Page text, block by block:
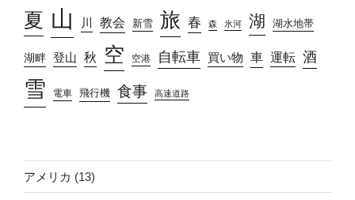
夏 山 川 教会 新雪 旅 春 森 氷河 湖 湖水地帯
湖畔 登山 秋 空 空港 自転車 買い物 車 運転 酒
雪 電車 飛行機 食事 高速道路
アメリカ (13)